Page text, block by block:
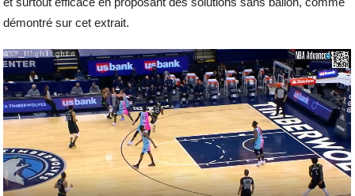
démontré sur cet extrait.